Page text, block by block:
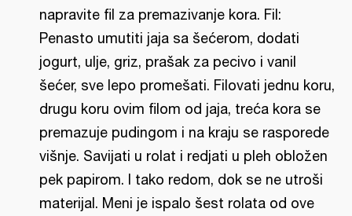
napravite fil za premazivanje kora. Fil:
Penasto umutiti jaja sa šećerom, dodati
jogurt, ulje, griz, prašak za pecivo i vanil
šećer, sve lepo promešati. Filovati jednu koru,
drugu koru ovim filom od jaja, treća kora se
premazuje pudingom i na kraju se rasporede
višnje. Savijati u rolat i redjati u pleh obložen
pek papirom. I tako redom, dok se ne utroši
materijal. Meni je ispalo šest rolata od ove